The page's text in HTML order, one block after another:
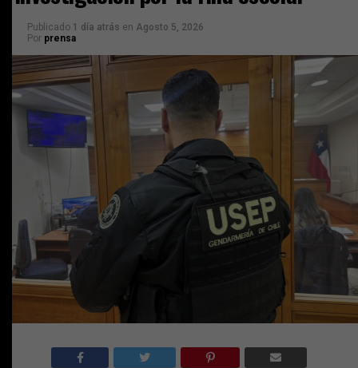
Publicado 1 día atrás en Agosto 5, 2026
Por prensa